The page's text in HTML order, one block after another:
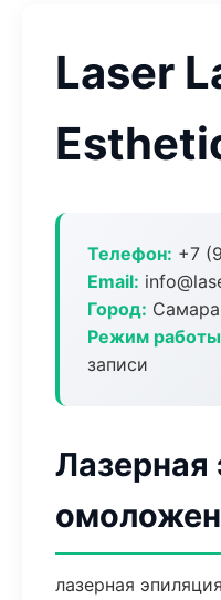
Laser
Телефон: +7
Email:
Город: Самара
Режим
записи
Лазерная
лазерная